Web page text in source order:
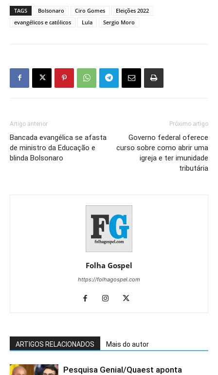
TAGS Bolsonaro Ciro Gomes
Eleições 2022
evangélicos e católicos
Lula Sergio Moro
Artigo anterior
Bancada evangélica se afasta
de ministro da Educação e
blinda Bolsonaro
Próximo artigo
Governo federal oferece
curso sobre como abrir uma
igreja e ter imunidade
tributária
Folha Gospel
https://folhagospel.com
ARTIGOS RELACIONADOS Mais do autor
Pesquisa Genial/Quaest aponta